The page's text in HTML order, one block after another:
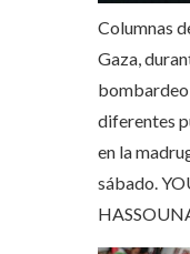
Columnas
Gaza,
diferentes
en la
sábado.